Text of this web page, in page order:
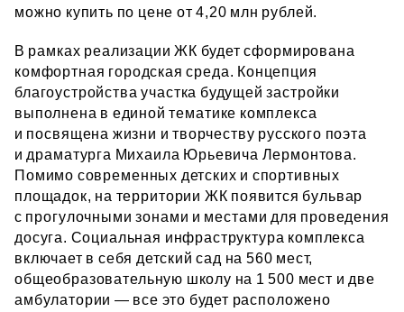
можно купить по цене от 4,20 млн рублей.
В рамках реализации ЖК будет сформирована
комфортная городская среда. Концепция
благоустройства участка будущей застройки
выполнена в единой тематике комплекса
и посвящена жизни и творчеству русского поэта
и драматурга Михаила Юрьевича Лермонтова.
Помимо современных детских и спортивных
площадок, на территории ЖК появится бульвар
с прогулочными зонами и местами для проведения
досуга. Социальная инфраструктура комплекса
включает в себя детский сад на 560 мест,
общеобразовательную школу на 1 500 мест и две
амбулатории — все это будет расположено